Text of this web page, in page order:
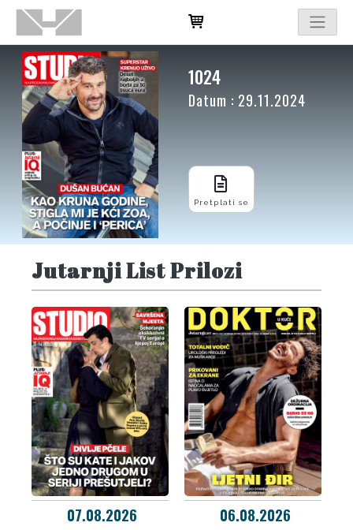
1024
Datum : 29.11.2024
Pretplati se
Jutarnji List Prilozi
07.08.2026 06.08.2026